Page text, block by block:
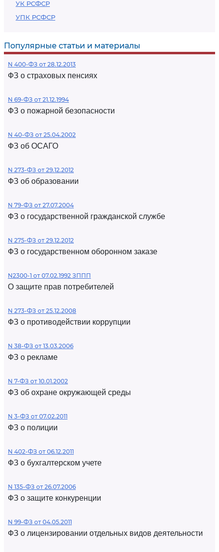
УК РСФСР
УПК РСФСР
Популярные статьи и материалы
N 400-ФЗ от 28.12.2013
ФЗ о страховых пенсиях
N 69-ФЗ от 21.12.1994
ФЗ о пожарной безопасности
N 40-ФЗ от 25.04.2002
ФЗ об ОСАГО
N 273-ФЗ от 29.12.2012
ФЗ об образовании
N 79-ФЗ от 27.07.2004
ФЗ о государственной гражданской службе
N 275-ФЗ от 29.12.2012
ФЗ о государственном оборонном заказе
N2300-1 от 07.02.1992 ЗППП
О защите прав потребителей
N 273-ФЗ от 25.12.2008
ФЗ о противодействии коррупции
N 38-ФЗ от 13.03.2006
ФЗ о рекламе
N 7-ФЗ от 10.01.2002
ФЗ об охране окружающей среды
N 3-ФЗ от 07.02.2011
ФЗ о полиции
N 402-ФЗ от 06.12.2011
ФЗ о бухгалтерском учете
N 135-ФЗ от 26.07.2006
ФЗ о защите конкуренции
N 99-ФЗ от 04.05.2011
ФЗ о лицензировании отдельных видов деятельности